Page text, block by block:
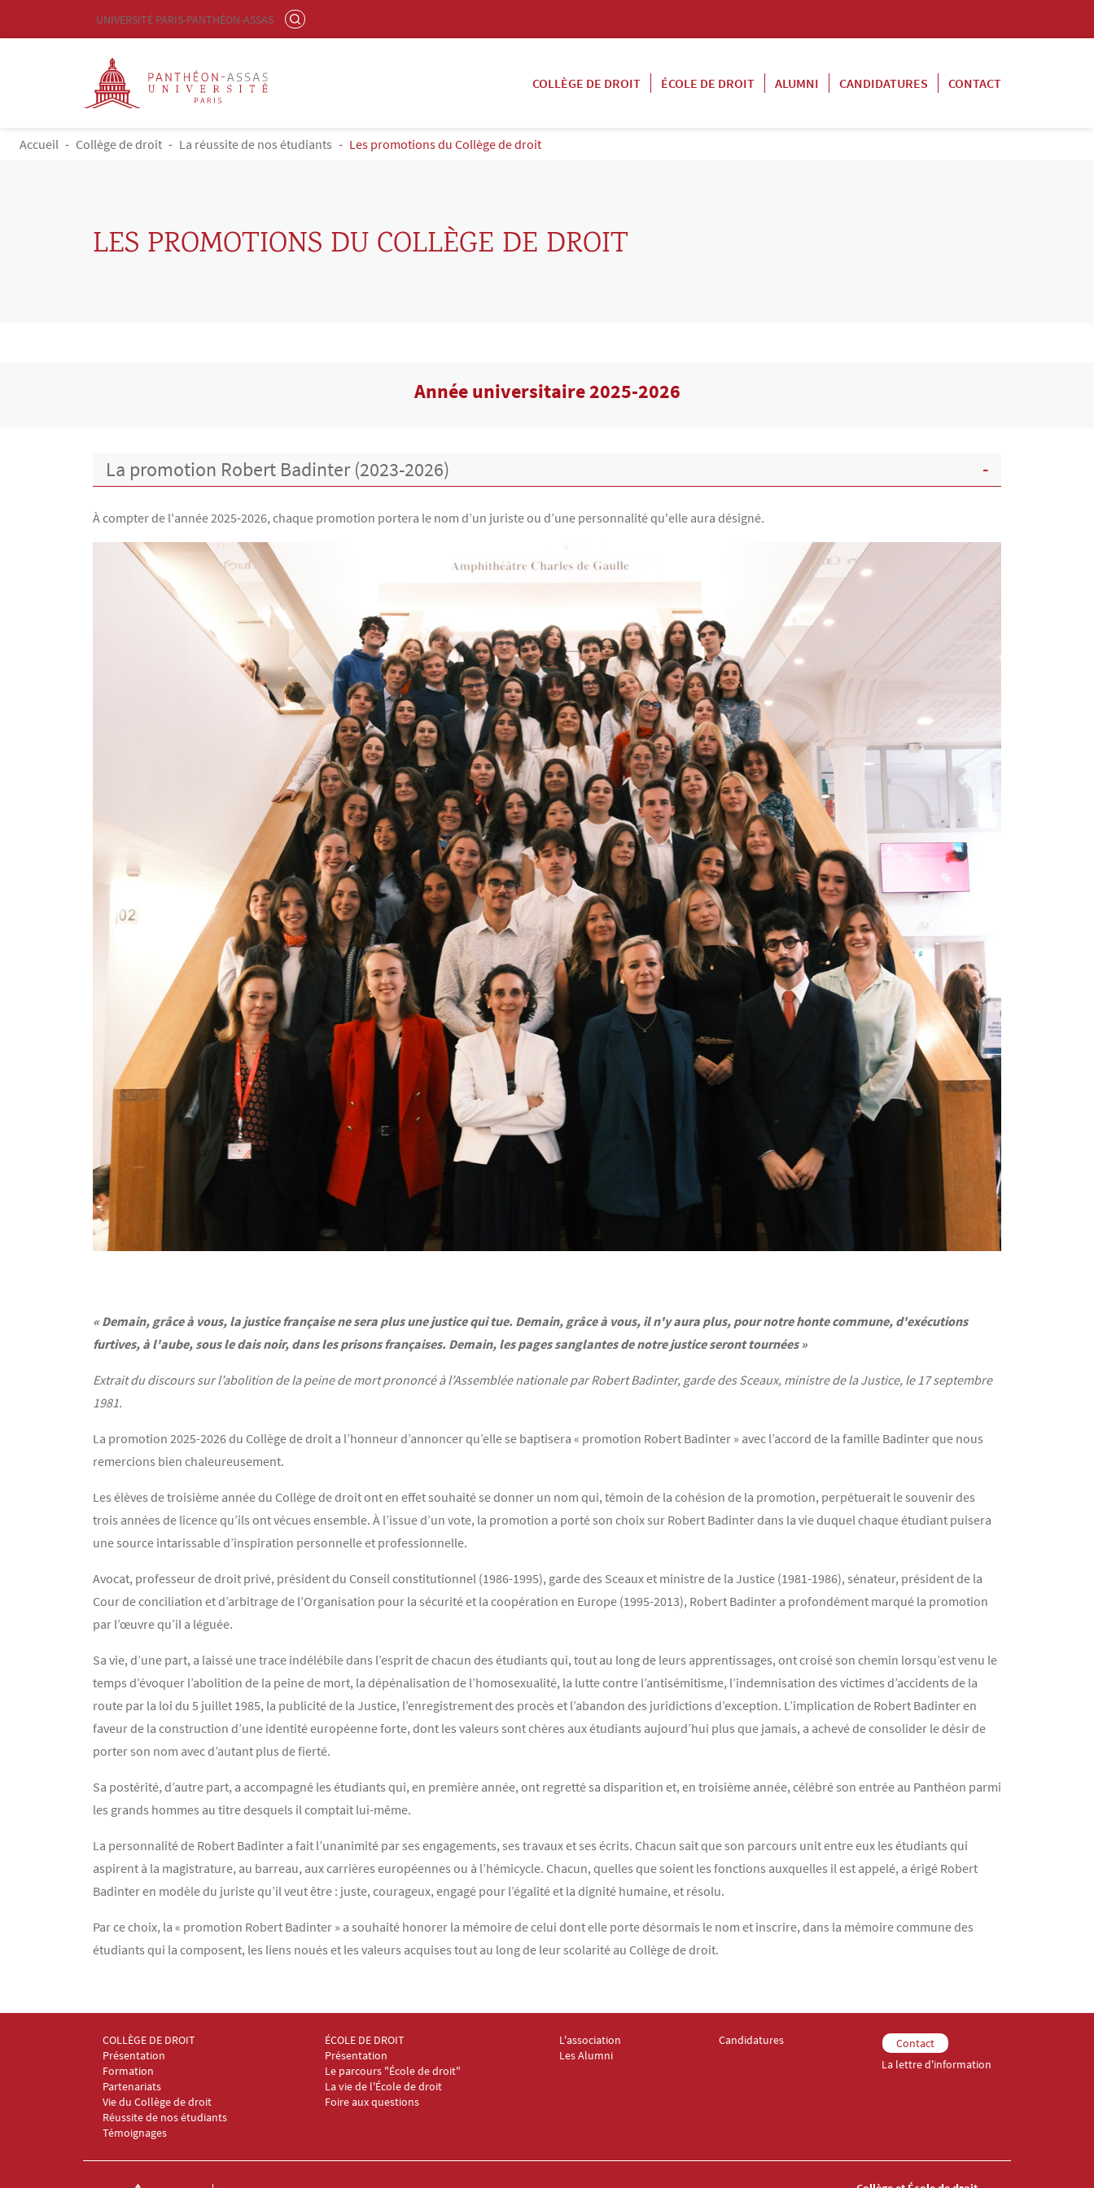
Aller au contenu principal
Menu liste site Custom EN
UNIVERSITÉ PARIS-PANTHÉON-ASSAS RECHERCHER
Logo
COLLÈGE DE DROIT
ÉCOLE DE DROIT ALUMNI CANDIDATURES CONTACT
FIL D'ARIANE
Accueil Collège de droit La réussite de nos étudiants Les promotions du Collège de droit
LES PROMOTIONS DU COLLÈGE DE DROIT
Année universitaire 2025-2026
La promotion Robert Badinter (2023-2026)
À compter de l'année 2025-2026, chaque promotion portera le nom d’un juriste ou d’une personnalité qu'elle aura désigné.
Image
« Demain, grâce à vous, la justice française ne sera plus une justice qui tue. Demain, grâce à vous, il n'y aura plus, pour notre honte commune, d'exécutions
furtives, à l'aube, sous le dais noir, dans les prisons françaises. Demain, les pages sanglantes de notre justice seront tournées »
Extrait du discours sur l’abolition de la peine de mort prononcé à l’Assemblée nationale par Robert Badinter, garde des Sceaux, ministre de la Justice, le 17 septembre
1981.
La promotion 2025-2026 du Collège de droit a l’honneur d’annoncer qu’elle se baptisera « promotion Robert Badinter » avec l’accord de la famille Badinter que nous
remercions bien chaleureusement.
Les élèves de troisième année du Collège de droit ont en effet souhaité se donner un nom qui, témoin de la cohésion de la promotion, perpétuerait le souvenir des
trois années de licence qu’ils ont vécues ensemble. À l’issue d’un vote, la promotion a porté son choix sur Robert Badinter dans la vie duquel chaque étudiant puisera
une source intarissable d’inspiration personnelle et professionnelle.
Avocat, professeur de droit privé, président du Conseil constitutionnel (1986-1995), garde des Sceaux et ministre de la Justice (1981-1986), sénateur, président de la
Cour de conciliation et d’arbitrage de l’Organisation pour la sécurité et la coopération en Europe (1995-2013), Robert Badinter a profondément marqué la promotion
par l’œuvre qu’il a léguée.
Sa vie, d’une part, a laissé une trace indélébile dans l’esprit de chacun des étudiants qui, tout au long de leurs apprentissages, ont croisé son chemin lorsqu’est venu le
temps d’évoquer l’abolition de la peine de mort, la dépénalisation de l’homosexualité, la lutte contre l’antisémitisme, l’indemnisation des victimes d’accidents de la
route par la loi du 5 juillet 1985, la publicité de la Justice, l’enregistrement des procès et l’abandon des juridictions d’exception. L’implication de Robert Badinter en
faveur de la construction d’une identité européenne forte, dont les valeurs sont chères aux étudiants aujourd’hui plus que jamais, a achevé de consolider le désir de
porter son nom avec d’autant plus de fierté.
Sa postérité, d’autre part, a accompagné les étudiants qui, en première année, ont regretté sa disparition et, en troisième année, célébré son entrée au Panthéon parmi
les grands hommes au titre desquels il comptait lui-même.
La personnalité de Robert Badinter a fait l’unanimité par ses engagements, ses travaux et ses écrits. Chacun sait que son parcours unit entre eux les étudiants qui
aspirent à la magistrature, au barreau, aux carrières européennes ou à l’hémicycle. Chacun, quelles que soient les fonctions auxquelles il est appelé, a érigé Robert
Badinter en modèle du juriste qu’il veut être : juste, courageux, engagé pour l’égalité et la dignité humaine, et résolu.
Par ce choix, la « promotion Robert Badinter » a souhaité honorer la mémoire de celui dont elle porte désormais le nom et inscrire, dans la mémoire commune des
étudiants qui la composent, les liens noués et les valeurs acquises tout au long de leur scolarité au Collège de droit.
Menu Footer Collège et École de droit 1
COLLÈGE DE DROIT
Présentation
Formation
Partenariats
Vie du Collège de droit
Réussite de nos étudiants
Témoignages
Menu Footer Collège et École de droit 2
ÉCOLE DE DROIT
Présentation
Le parcours "École de droit"
La vie de l'École de droit
Foire aux questions
Menu Footer Collège et École de droit 3
L'association
Les Alumni
Menu Footer Collège et École de droit 4
Candidatures Menu Footer Collège et École de droit 5
Contact
La lettre d'information